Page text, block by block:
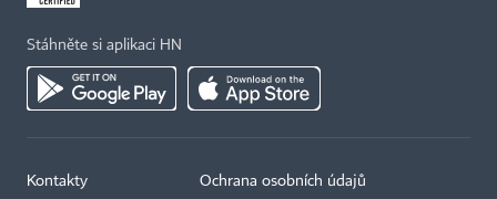
Stáhněte si aplikaci HN
Kontakty Ochrana osobních údajů